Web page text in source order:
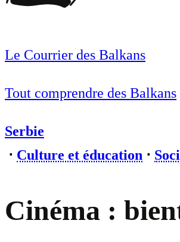
Le Courrier des Balkans
Tout comprendre des Balkans
Serbie
⋅ Culture et éducation ⋅
Cinéma :